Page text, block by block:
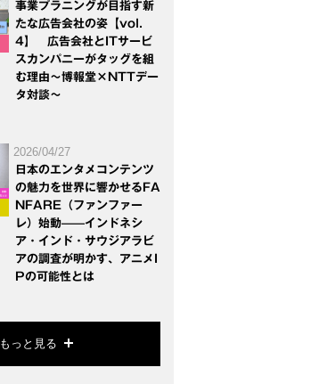
事業プラニングが目指す新
たな広告会社の姿【vol.
4】 広告会社とITサービ
スカンパニーがタッグを組
む理由～博報堂×NTTデー
タ対談～
2026/04/27
日本のエンタメコンテンツ
の魅力を世界に響かせるFA
NFARE（ファンファー
レ）始動——インドネシ
ア・インド・サウジアラビ
アの調査が明かす、アニメI
Pの可能性とは
もっと見る